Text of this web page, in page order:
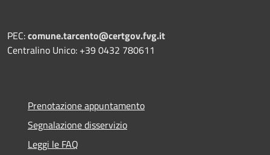
PEC:comune.tarcento@certgov.fvg.it
Centralino Unico: +39 0432 780611
Prenotazione appuntamento
Segnalazione disservizio
Leggi le FAQ